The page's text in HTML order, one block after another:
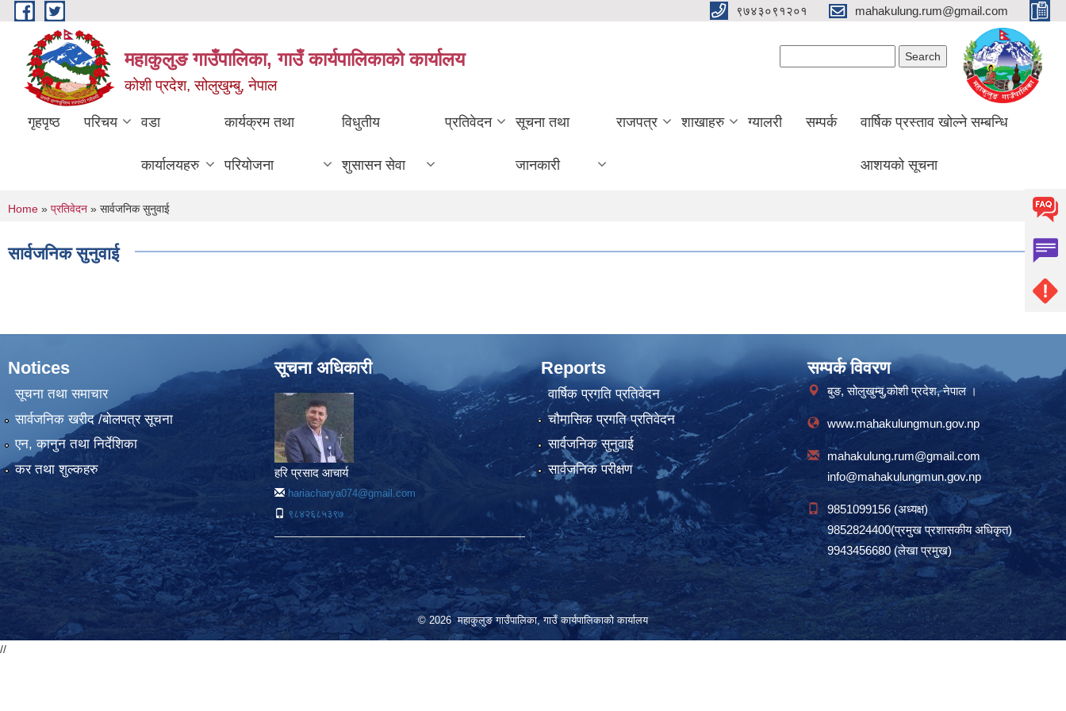
Skip to main content ९७४३०९१२०१ mahakulung.rum@gmail.com
महाकुलुङ गाउँपालिका, गाउँ कार्यपालिकाको कार्यालय
कोशी प्रदेश, सोलुखुम्बु, नेपाल
गृहपृष्ठ परिचय वडा
कार्यालयहरु
कार्यक्रम तथा
परियोजना
विधुतीय
शुसासन सेवा
प्रतिवेदन सूचना तथा
जानकारी
राजपत्र शाखाहरु ग्यालरी सम्पर्क वार्षिक प्रस्ताव खोल्ने सम्बन्धि
आशयको सूचना
You are here
Home » प्रतिवेदन » सार्वजनिक सुनुवाई
सार्वजनिक सुनुवाई
Notices
सूचना तथा समाचार
सार्वजनिक खरीद /बोलपत्र सूचना
एन, कानुन तथा निर्देशिका
कर तथा शुल्कहरु
सूचना अधिकारी
हरि प्रसाद आचार्य
hariacharya074@gmail.com
९८४२६८५३९७
Reports
वार्षिक प्रगति प्रतिवेदन
चौमासिक प्रगति प्रतिवेदन
सार्वजनिक सुनुवाई
सार्वजनिक परीक्षण
सम्पर्क विवरण
बुङ, सोलुखुम्बु,कोशी प्रदेश, नेपाल ।
www.mahakulungmun.gov.np
mahakulung.rum@gmail.com
info@mahakulungmun.gov.np
9851099156 (अध्यक्ष)
9852824400(प्रमुख प्रशासकीय अधिकृत)
9943456680 (लेखा प्रमुख)
© 2026 महाकुलुङ गाउँपालिका, गाउँ कार्यपालिकाको कार्यालय
//